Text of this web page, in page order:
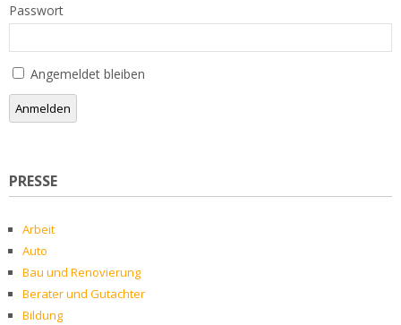
Passwort
Angemeldet bleiben
Anmelden
PRESSE
Arbeit
Auto
Bau und Renovierung
Berater und Gutachter
Bildung